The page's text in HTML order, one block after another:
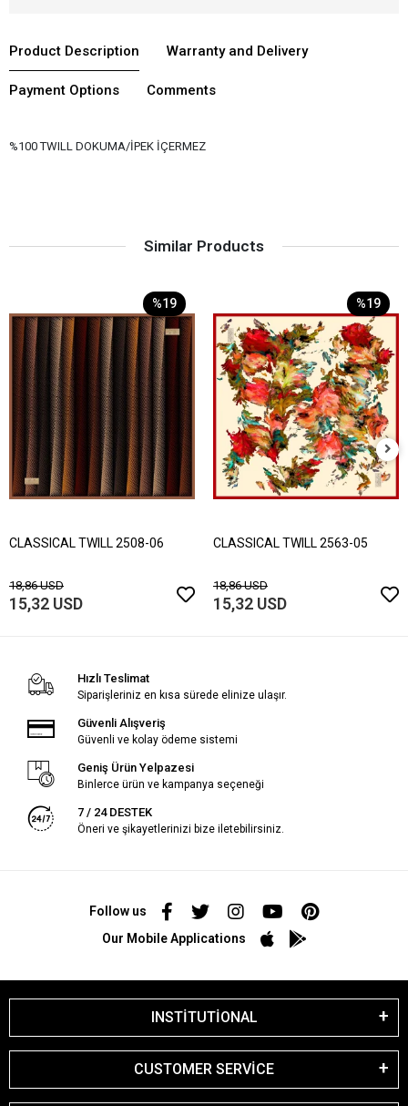
Product Description Warranty and Delivery
Payment Options Comments
%100 TWILL DOKUMA/İPEK İÇERMEZ
Similar Products
%19
CLASSICAL TWILL 2508-06
18,86 USD
15,32 USD
%19
CLASSICAL TWILL 2563-05
18,86 USD
15,32 USD
Hızlı Teslimat
Siparişleriniz en kısa sürede elinize ulaşır.
Güvenli Alışveriş
Güvenli ve kolay ödeme sistemi
Geniş Ürün Yelpazesi
Binlerce ürün ve kampanya seçeneği
7 / 24 DESTEK
Öneri ve şikayetlerinizi bize iletebilirsiniz.
Follow us
Our Mobile Applications
INSTİTUTİONAL
CUSTOMER SERVİCE